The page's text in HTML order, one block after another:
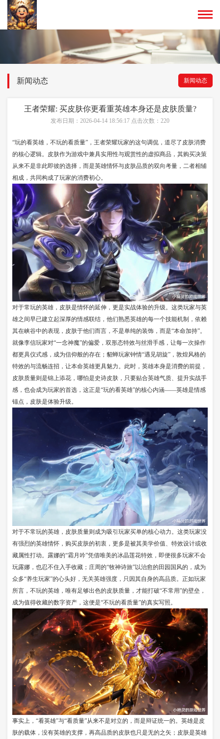
新闻动态 新闻动态
王者荣耀: 买皮肤你更看重英雄本身还是皮肤质量?
发布日期：2026-04-14 18:56:17 点击次数：220
“玩的看英雄，不玩的看质量”，王者荣耀玩家的这句调侃，道尽了皮肤消费
的核心逻辑。皮肤作为游戏中兼具实用性与观赏性的虚拟商品，其购买决策
从来不是非此即彼的选择，而是英雄情怀与皮肤品质的双向考量，二者相辅
相成，共同构成了玩家的消费初心。
对于常玩的英雄，皮肤是情怀的延伸，更是实战体验的升级。这类玩家与英
雄之间早已建立起深厚的情感联结，他们熟悉英雄的每一个技能机制，依赖
其在峡谷中的表现，皮肤于他们而言，不是单纯的装饰，而是“本命加持”。
就像李信玩家对“一念神魔”的偏爱，双形态特效与丝滑手感，让每一次操作
都更具仪式感，成为信仰般的存在；貂蝉玩家钟情“遇见胡旋”，敦煌风格的
特效的与流畅连招，让本命英雄更具魅力。此时，英雄本身是消费的前提，
皮肤质量则是锦上添花，哪怕是史诗皮肤，只要贴合英雄气质、提升实战手
感，也会成为玩家的首选，这正是“玩的看英雄”的核心内涵——英雄是情感
锚点，皮肤是体验升级。
对于不常玩的英雄，皮肤质量则成为吸引玩家买单的核心动力。这类玩家没
有强烈的英雄情怀，购买皮肤的初衷，更多是被其美学价值、特效设计或收
藏属性打动。露娜的“霜月吟”凭借唯美的冰晶莲花特效，即便很多玩家不会
玩露娜，也忍不住入手收藏；庄周的“牧神诗旅”以治愈的田园国风的，成为
众多“养生玩家”的心头好，无关英雄强度，只因其自身的高品质。正如玩家
所言，不玩的英雄，唯有足够出色的皮肤质量，才能打破“不常用”的壁垒，
成为值得收藏的数字资产，这便是“不玩的看质量”的真实写照。
事实上，“看英雄”与“看质量”从来不是对立的，而是辩证统一的。英雄是皮
肤的载体，没有英雄的支撑，再高品质的皮肤也只是无的之矢；皮肤是英雄